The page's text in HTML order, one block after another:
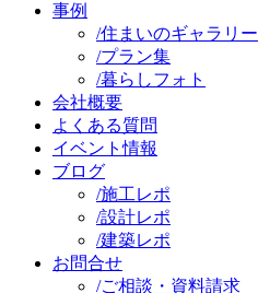
事例
/住まいのギャラリー
/プラン集
/暮らしフォト
会社概要
よくある質問
イベント情報
ブログ
/施工レポ
/設計レポ
/建築レポ
お問合せ
/ご相談・資料請求